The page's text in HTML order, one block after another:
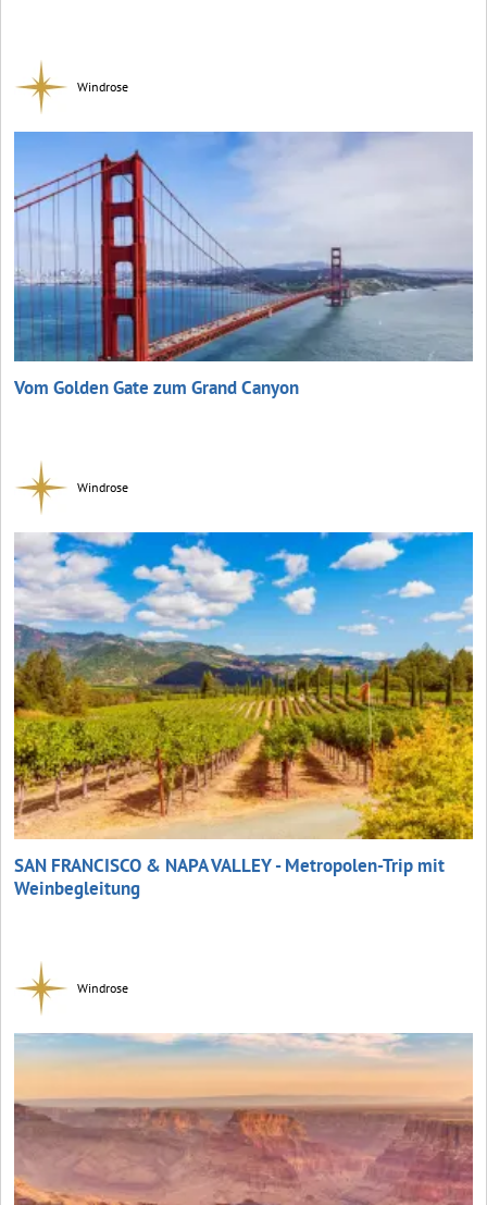
Windrose
Vom Golden Gate zum Grand Canyon
Windrose
SAN FRANCISCO & NAPA VALLEY - Metropolen-Trip mit
Weinbegleitung
Windrose